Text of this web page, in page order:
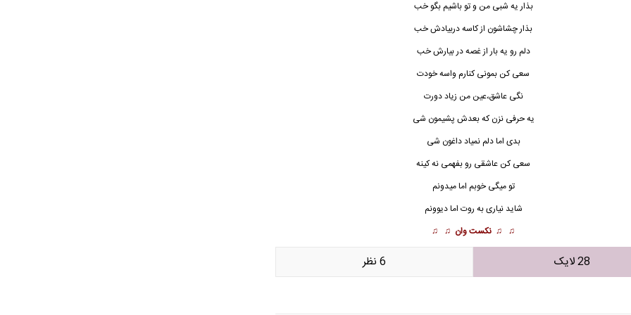
بذار یه شبی من و تو باشیم بگو خب
بذار چشاشون از کاسه دربیادش خب
دلم رو یه بار از غصه در بیارش خب
سعی کن بمونی کنارم واسه خودت
نگی عاشق،عین من زیاد دورت
یه حرفی نزن که بعدش پشیمون شی
بدی اما دلم نمیاد داغون شی
سعی کن عاشقی رو بفهمی نه کینه
تو میگی خوبم اما میدونم
شاید نیاری به روت اما دیوونم
♫ ♫ نکست وان ♫ ♫
28 لایک 6 نظر